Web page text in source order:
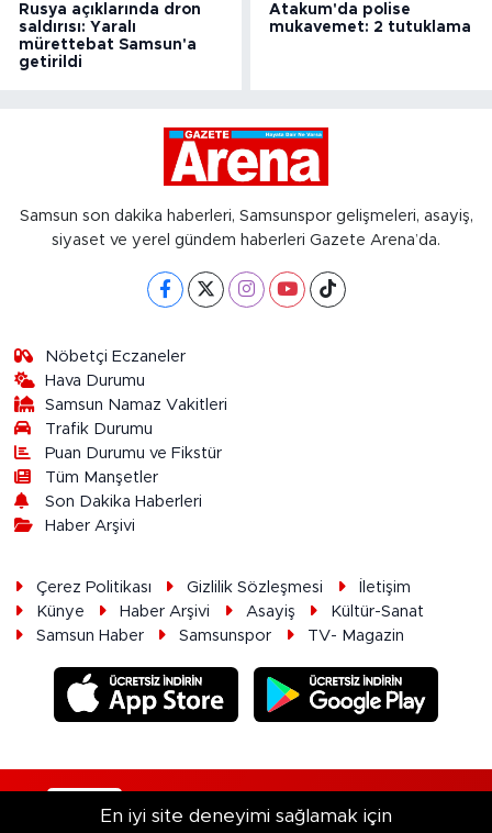
Rusya açıklarında dron
saldırısı: Yaralı
mürettebat Samsun'a
getirildi
Atakum'da polise
mukavemet: 2 tutuklama
Samsun son dakika haberleri, Samsunspor gelişmeleri, asayiş,
siyaset ve yerel gündem haberleri Gazete Arena’da.
Nöbetçi Eczaneler
Hava Durumu
Samsun Namaz Vakitleri
Trafik Durumu
Puan Durumu ve Fikstür
Tüm Manşetler
Son Dakika Haberleri
Haber Arşivi
Çerez Politikası Gizlilik Sözleşmesi
İletişim
Künye
Haber Arşivi Asayiş
Kültür-Sanat
Samsun Haber
Samsunspor TV- Magazin
En iyi site deneyimi sağlamak için